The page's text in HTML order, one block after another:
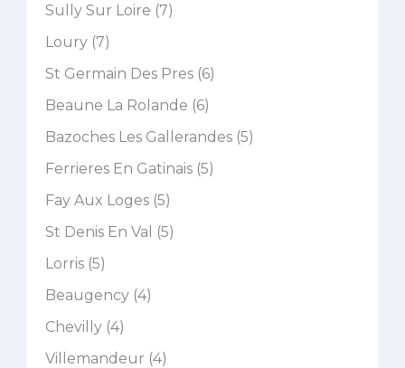
Sully Sur Loire (7)
Loury (7)
St Germain Des Pres (6)
Beaune La Rolande (6)
Bazoches Les Gallerandes (5)
Ferrieres En Gatinais (5)
Fay Aux Loges (5)
St Denis En Val (5)
Lorris (5)
Beaugency (4)
Chevilly (4)
Villemandeur (4)